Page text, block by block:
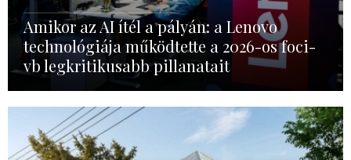
Amikor az AI ítél a pályán: a Lenovo
technológiája működtette a 2026-os foci-
vb legkritikusabb pillanatait